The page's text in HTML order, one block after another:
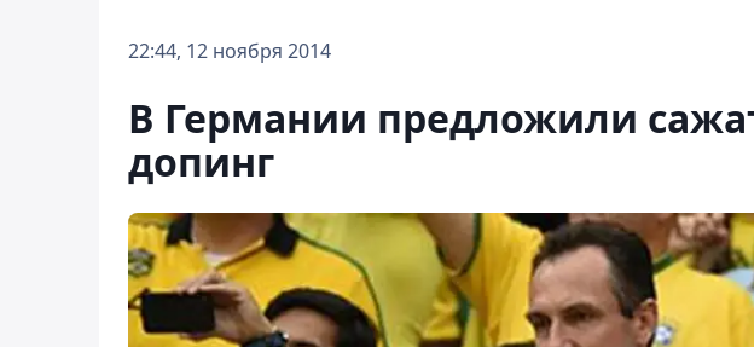
22:44, 12 ноября 2014
В Германии предложили
допинг